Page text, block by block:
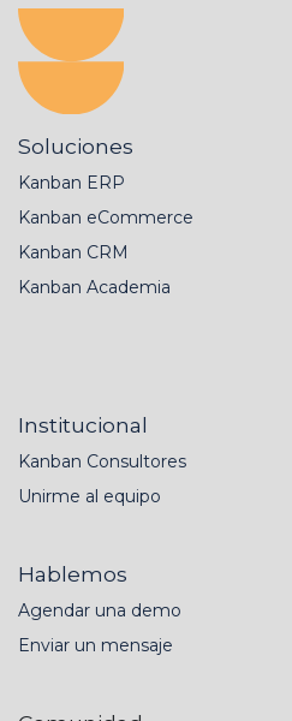
Soluciones
Kanban ERP
Kanban eCommerce
Kanban CRM
Kanban Academia
Institucional
Kanban Consultores
Unirme al equipo
Hablemos
Agendar una demo
Enviar un mensaje